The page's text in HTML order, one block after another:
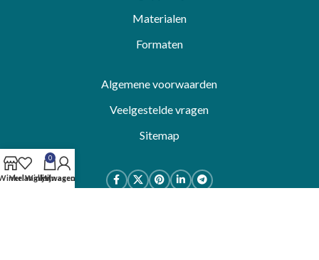
Materialen
Formaten
Algemene voorwaarden
Veelgestelde vragen
Sitemap
Verlanglijst
0
Winkelwagen
Mijn account